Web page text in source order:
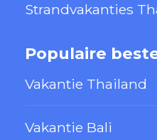
Strandvakanties
Populaire
Vakantie Thailand
Vakantie Bali